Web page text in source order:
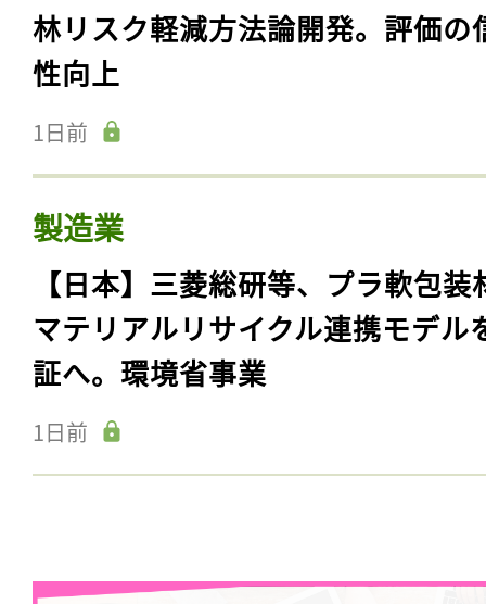
林リスク軽減方法論開発。評価の
性向上
1日前
製造業
【日本】三菱総研等、プラ軟包装
マテリアルリサイクル連携モデル
証へ。環境省事業
1日前